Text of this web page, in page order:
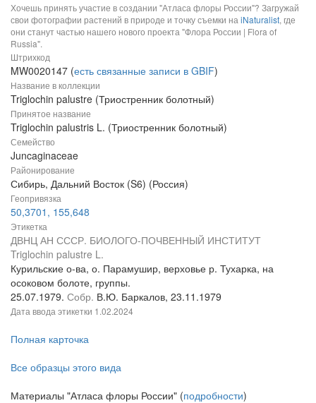
Хочешь принять участие в создании "Атласа флоры России"? Загружай
свои фотографии растений в природе и точку съемки на iNaturalist, где
они станут частью нашего нового проекта "Флора России | Flora of
Russia".
Штрихкод
MW0020147 (есть связанные записи в GBIF)
Название в коллекции
Triglochin palustre (Триостренник болотный)
Принятое название
Triglochin palustris L. (Триостренник болотный)
Семейство
Juncaginaceae
Районирование
Сибирь, Дальний Восток (S6) (Россия)
Геопривязка
50,3701, 155,648
Этикетка
ДВНЦ АН СССР. БИОЛОГО-ПОЧВЕННЫЙ ИНСТИТУТ
Triglochin palustre L.
Курильские о-ва, о. Парамушир, верховье р. Тухарка, на
осоковом болоте, группы.
25.07.1979. Собр. В.Ю. Баркалов, 23.11.1979
Дата ввода этикетки 1.02.2024
Полная карточка
Все образцы этого вида
Материалы "Атласа флоры России" (подробности)